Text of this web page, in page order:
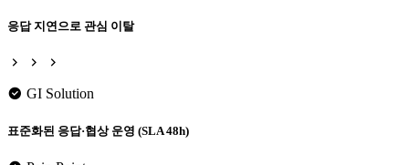
응답 지연으로 관심 이탈
GI Solution
표준화된 응답·협상 운영 (SLA 48h)